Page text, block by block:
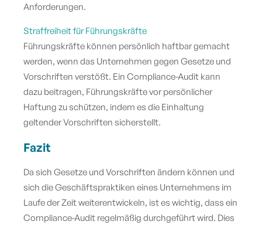
Anforderungen.
Straffreiheit für Führungskräfte
Führungskräfte können persönlich haftbar gemacht
werden, wenn das Unternehmen gegen Gesetze und
Vorschriften verstößt. Ein Compliance-Audit kann
dazu beitragen, Führungskräfte vor persönlicher
Haftung zu schützen, indem es die Einhaltung
geltender Vorschriften sicherstellt.
Fazit
Da sich Gesetze und Vorschriften ändern können und
sich die Geschäftspraktiken eines Unternehmens im
Laufe der Zeit weiterentwickeln, ist es wichtig, dass ein
Compliance-Audit regelmäßig durchgeführt wird. Dies